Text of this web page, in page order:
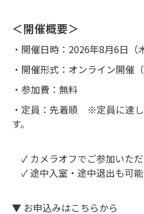
＜開催概要＞
・開催日時：2026年8月6日（
・開催形式：オンライン開催
・参加費：無料
・定員：先着順 ※定員に達
す。
✓ カメラオフでご参加いただ
✓ 途中入室・途中退出も可能
▼ お申込みはこちらから